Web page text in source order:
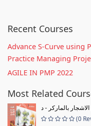
Recent Courses
Advance S-Curve using
Practice Managing
AGILE IN PMP 2022
Most Related
(0